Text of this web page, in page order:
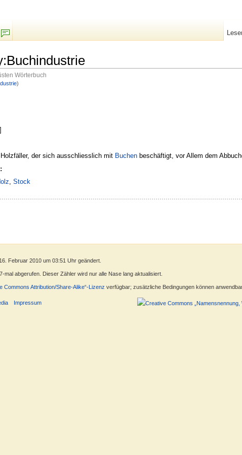
Wörterbuch
)
der sich ausschliesslich mit Buchen beschäftigt, vor Allem dem
,Stock
Februar 2010 um 03:51 Uhr geändert.
mal abgerufen. Dieser Zähler wird nur alle Nase lang aktualisiert.
Commons Attribution/Share-Alike“-Lizenz verfügbar; zusätzliche Bedingungen können
Impressum